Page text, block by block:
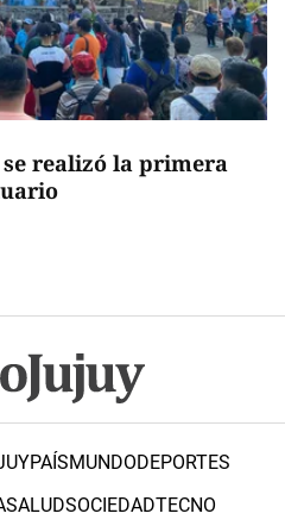
se realizó la primera
PAÍSMUNDODEPORTES
SALUDSOCIEDADTECNO